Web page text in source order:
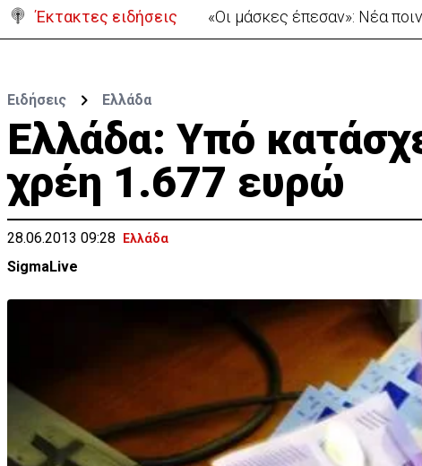
Έκτακτες ειδήσεις «Πόλεμος» Σάντσεθ-Μελόνι
Ειδήσεις Ελλάδα
Eλλάδα: Υπό
χρέη 1.677 ευρώ
28.06.2013 09:28 Ελλάδα
SigmaLive